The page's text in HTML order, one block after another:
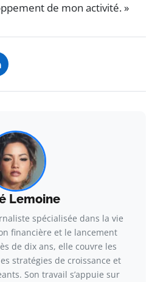
de mon activité. »
Lemoine
spécialisée dans la vie
financière et le lancement
de dix ans, elle couvre les
stratégies de croissance et
Son travail s’appuie sur